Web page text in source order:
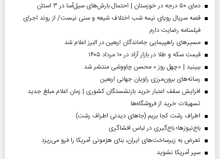
دمای ۵۰ درجه در خوزستان | احتمال بارش‌های سیل‌آسا در ۳ استان
قصه سریال رویای نیمه شب اختلاف شیعه و سنی نیست/ از روند اجرای
فیلمنامه رضایت دارم
مسیر‌های راهپیمایی جاماندگان اربعین در البرز اعلام شد
قیمت سکه و طلا در بازار آزاد در ۱۰ مرداد ۱۴۰۵
ببینید | «چهل روز » محسن چاووشی منتشر شد
رسانه‌های برون‌مرزی راویان جهانی اربعین
افزایش سقف اعتبار خرید بازنشستگان کشوری | زمان اعلام مبلغ جدید
تسهیلات خرید از فروشگاه‌ها
اطراف رشت کجا بریم (جاهای دیدنی اطراف رشت)
باج‌نیوزها؛ باج‌گیری در لباس افشاگری
تعرض به زیرساخت‌های ایران، بنای هژمونی آمریکا را فرو می‌ریزد
سپر آمریکا نشوید